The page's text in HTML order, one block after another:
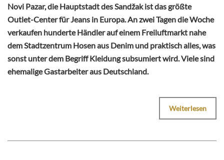
Novi Pazar, die Hauptstadt des Sandžak ist das größte
Outlet-Center für Jeans in Europa. An zwei Tagen die Woche
verkaufen hunderte Händler auf einem Freiluftmarkt nahe
dem Stadtzentrum Hosen aus Denim und praktisch alles, was
sonst unter dem Begriff Kleidung subsumiert wird. Viele sind
ehemalige Gastarbeiter aus Deutschland.
Weiterlesen